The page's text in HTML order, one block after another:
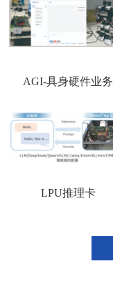
AGI-具身硬件业务
LPU推理卡